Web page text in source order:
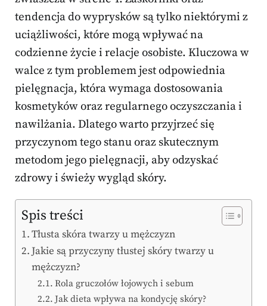
tendencja do wyprysków są tylko niektórymi z
uciążliwości, które mogą wpływać na
codzienne życie i relacje osobiste. Kluczowa w
walce z tym problemem jest odpowiednia
pielęgnacja, która wymaga dostosowania
kosmetyków oraz regularnego oczyszczania i
nawilżania. Dlatego warto przyjrzeć się
przyczynom tego stanu oraz skutecznym
metodom jego pielęgnacji, aby odzyskać
zdrowy i świeży wygląd skóry.
Spis treści
Tłusta skóra twarzy u mężczyzn
Jakie są przyczyny tłustej skóry twarzy u
mężczyzn?
Rola gruczołów łojowych i sebum
Jak dieta wpływa na kondycję skóry?